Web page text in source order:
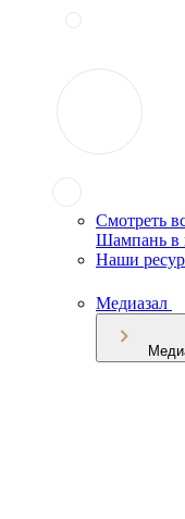
Смотреть
Шампань в
Наши
Медиазал